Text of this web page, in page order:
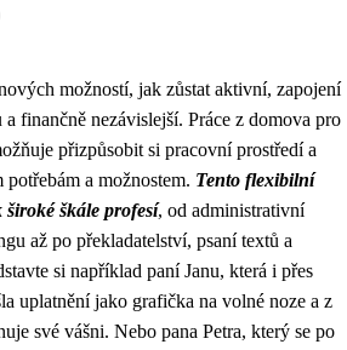
možností, jak zůstat aktivní, zapojení
finančně nezávislejší. Práce z domova pro
přizpůsobit si pracovní prostředí a
a možnostem. Tento flexibilní
škále profesí, od administrativní
až po překladatelství, psaní textů a
si například paní Janu, která i přes
uplatnění jako grafička na volné noze a z
své vášni. Nebo pana Petra, který se po